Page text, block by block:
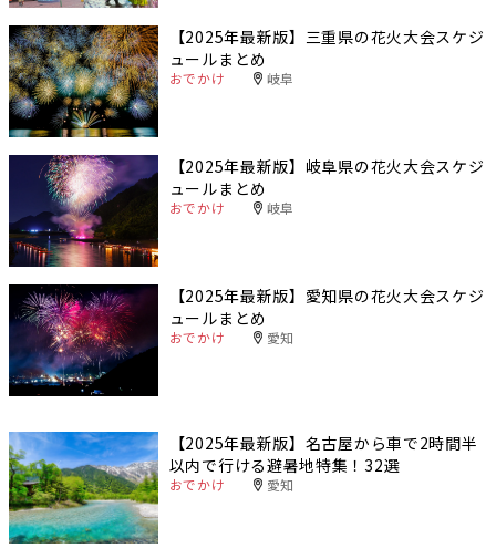
【2025年最新版】三重県の花火大会スケジ
ュールまとめ
おでかけ 岐阜
【2025年最新版】岐阜県の花火大会スケジ
ュールまとめ
おでかけ 岐阜
【2025年最新版】愛知県の花火大会スケジ
ュールまとめ
おでかけ 愛知
【2025年最新版】名古屋から車で2時間半
以内で行ける避暑地特集！32選
おでかけ 愛知